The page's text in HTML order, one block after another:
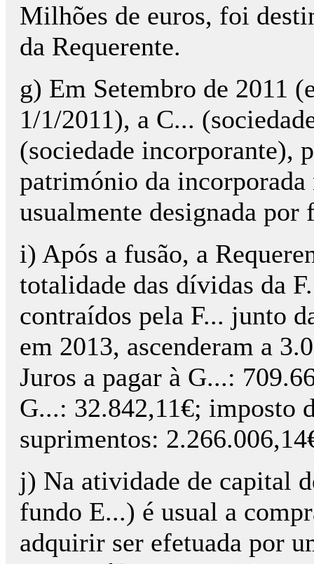
Milhões de euros, foi
da Requerente.
g) Em Setembro de 2011
1/1/2011), a C...
(sociedade incorporante),
património da incorporada
usualmente designada
i) Após a fusão, a
totalidade das dívidas da
contraídos pela F... junto
em 2013, ascenderam a
Juros a pagar à G...:
G...: 32.842,11€; imposto
suprimentos:
j) Na atividade de capital
fundo E...) é usual a
adquirir ser efetuada por